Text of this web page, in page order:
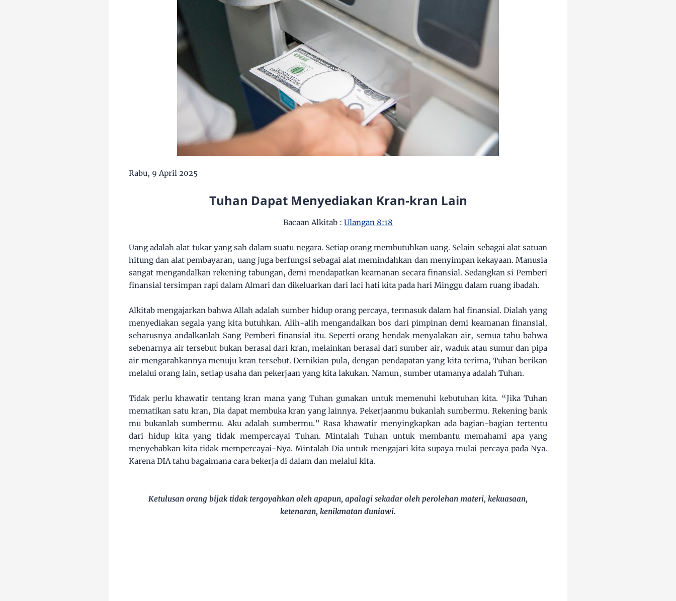
Rabu, 9 April 2025
Tuhan Dapat Menyediakan Kran-kran Lain
Bacaan Alkitab : Ulangan 8:18
Uang adalah alat tukar yang sah dalam suatu negara. Setiap orang membutuhkan uang. Selain sebagai alat satuan
hitung dan alat pembayaran, uang juga berfungsi sebagai alat memindahkan dan menyimpan kekayaan. Manusia
sangat mengandalkan rekening tabungan, demi mendapatkan keamanan secara finansial. Sedangkan si Pemberi
finansial tersimpan rapi dalam Almari dan dikeluarkan dari laci hati kita pada hari Minggu dalam ruang ibadah.
Alkitab mengajarkan bahwa Allah adalah sumber hidup orang percaya, termasuk dalam hal finansial. Dialah yang
menyediakan segala yang kita butuhkan. Alih-alih mengandalkan bos dari pimpinan demi keamanan finansial,
seharusnya andalkanlah Sang Pemberi finansial itu. Seperti orang hendak menyalakan air, semua tahu bahwa
sebenarnya air tersebut bukan berasal dari kran, melainkan berasal dari sumber air, waduk atau sumur dan pipa
air mengarahkannya menuju kran tersebut. Demikian pula, dengan pendapatan yang kita terima, Tuhan berikan
melalui orang lain, setiap usaha dan pekerjaan yang kita lakukan. Namun, sumber utamanya adalah Tuhan.
Tidak perlu khawatir tentang kran mana yang Tuhan gunakan untuk memenuhi kebutuhan kita. “Jika Tuhan
mematikan satu kran, Dia dapat membuka kran yang lainnya. Pekerjaanmu bukanlah sumbermu. Rekening bank
mu bukanlah sumbermu. Aku adalah sumbermu.” Rasa khawatir menyingkapkan ada bagian-bagian tertentu
dari hidup kita yang tidak mempercayai Tuhan. Mintalah Tuhan untuk membantu memahami apa yang
menyebabkan kita tidak mempercayai-Nya. Mintalah Dia untuk mengajari kita supaya mulai percaya pada Nya.
Karena DIA tahu bagaimana cara bekerja di dalam dan melalui kita.
Ketulusan orang bijak tidak tergoyahkan oleh apapun, apalagi sekadar oleh perolehan materi, kekuasaan,
ketenaran, kenikmatan duniawi.